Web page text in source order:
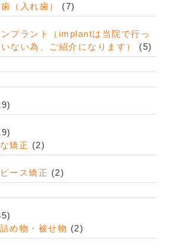
（入れ歯）
(7)
プラント（implantは当院で行っ
ない為、ご紹介になります）
(5)
矯正 (2)
ース矯正 (2)
め物・被せ物 (2)